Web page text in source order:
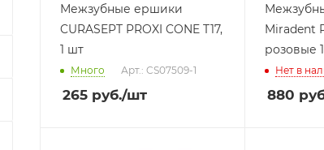
Межзубные ершики
CURASEPT PROXI CONE T17,
1 шт
Много Арт.: CS07509-1
265 руб./шт
Miradent
розовые
Нет в
880